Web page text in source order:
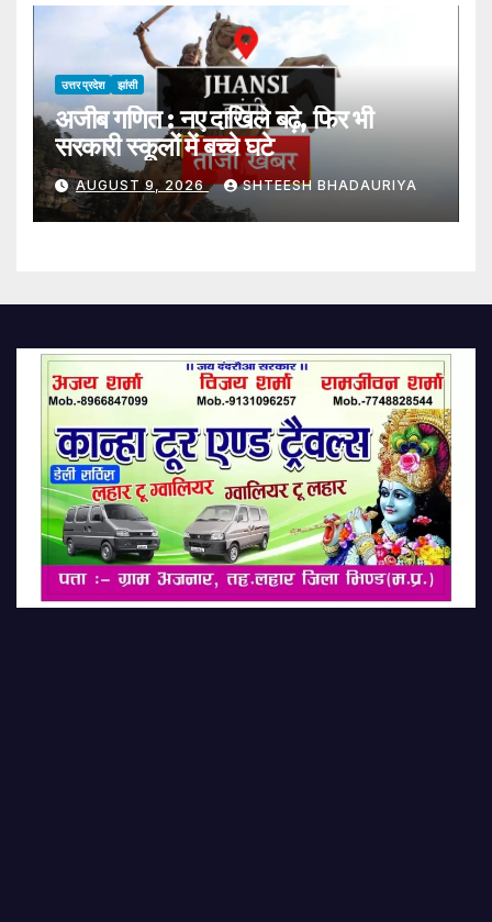
Competition
उत्तर प्रदेश झांसी
अजीब गणित : नए दाखिले बढ़े, फिर भी
सरकारी स्कूलों में बच्चे घटे
AUGUST 9, 2026 SHTEESH BHADAURIYA